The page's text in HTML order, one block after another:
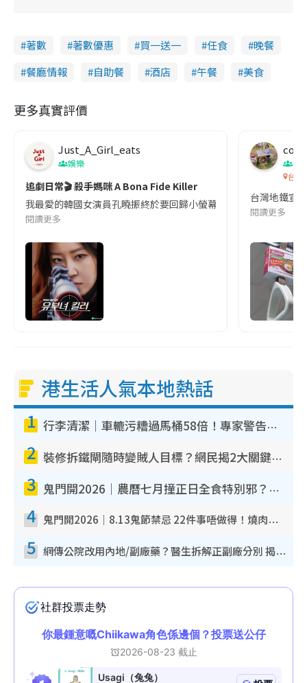
著數 著數優惠 買一送一 任食
晚餐
餐廳情報
自助餐 酒店 午餐 美食
更多真實評價
Just_A_Girl_eats
娛樂
追劇日常🎬 殺手媽咪 A Bona Fide Killer
我最愛的韓國女演員孔曉振終於要回歸小螢幕啦!這次的劇本改編
閱讀更多
co
吹
台灣
台灣地鐵宣
閱讀更多
港生活人氣本地熱話
1 行李清潔｜車轆污糟過馬桶58倍！專家警告忌用酒精抹 教1招免污手除菌
2 裝修拆鐵閘隨時變賊人目標？網民揭2大關鍵用途：裝新式等於白裝？附新舊鐵閘分別
3 鬼門開2026｜農曆七月撞正日全食特別邪？專家警告切忌做一事！揭4大禁忌+2招保平安
4 鬼門開2026｜8.13鬼節禁忌 22件事唔做得！燒肉、刺身要少食？半夜勿吹口哨/打呢個電話
5 網傳公院改用內地/副廠藥？醫生拆解正副廠分別 揭4類人換藥隨時出事